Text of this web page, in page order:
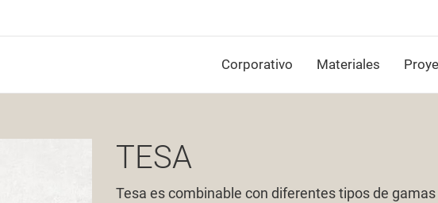
Corporativo Materiales
TESA
Tesa es combinable con diferentes tipos de